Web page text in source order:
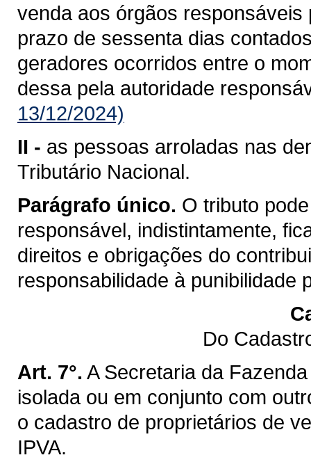
venda aos órgãos
prazo de sessenta dias
geradores ocorridos entre o
dessa pela autoridade
13/12/2024)
II - as pessoas arroladas nas
Tributário Nacional.
Parágrafo único. O tributo
responsável, indistintamente,
direitos e obrigações do
responsabilidade à punibilidade
Do
Art. 7°. A Secretaria da
isolada ou em conjunto com
o cadastro de proprietários de
IPVA.